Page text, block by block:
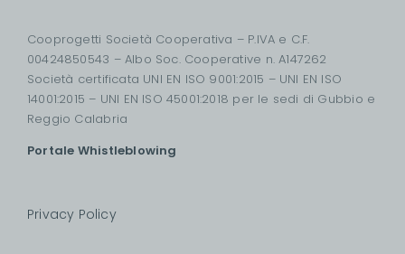
Cooprogetti Società Cooperativa – P.IVA e C.F.
00424850543 – Albo Soc. Cooperative n. A147262
Società certificata UNI EN ISO 9001:2015 – UNI EN ISO
14001:2015 – UNI EN ISO 45001:2018 per le sedi di Gubbio e
Reggio Calabria
Portale Whistleblowing
Privacy Policy